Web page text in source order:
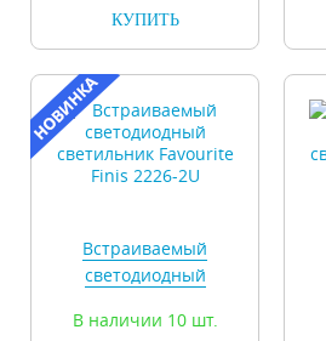
КУПИТЬ
Встраиваемый
светодиодный
Finis 2226-2U
В наличии 10 шт.